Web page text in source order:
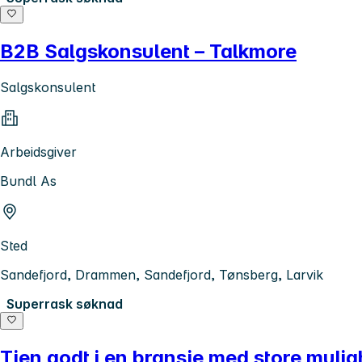
B2B Salgskonsulent – Talkmore
Salgskonsulent
Arbeidsgiver
Bundl As
Sted
Sandefjord, Drammen, Sandefjord, Tønsberg, Larvik
Superrask søknad